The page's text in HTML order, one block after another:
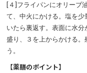
[４]フライパンにオリーブ
て、中火にかける。塩を
いたら裏返す。表面に水
盛り、３を上からかける。
う。
【薬膳のポイント】